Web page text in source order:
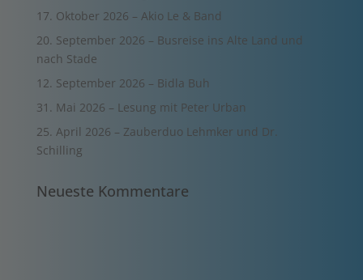
17. Oktober 2026 – Akio Le & Band
20. September 2026 – Busreise ins Alte Land und
nach Stade
12. September 2026 – Bidla Buh
31. Mai 2026 – Lesung mit Peter Urban
25. April 2026 – Zauberduo Lehmker und Dr.
Schilling
Neueste Kommentare